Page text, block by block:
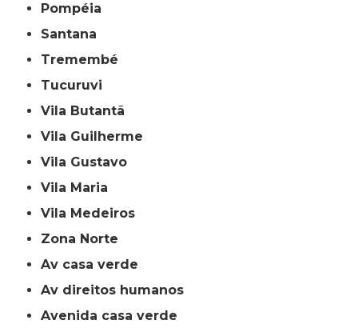
Pompéia
Santana
Tremembé
Tucuruvi
Vila Butantã
Vila Guilherme
Vila Gustavo
Vila Maria
Vila Medeiros
Zona Norte
av casa verde
av direitos humanos
avenida casa verde